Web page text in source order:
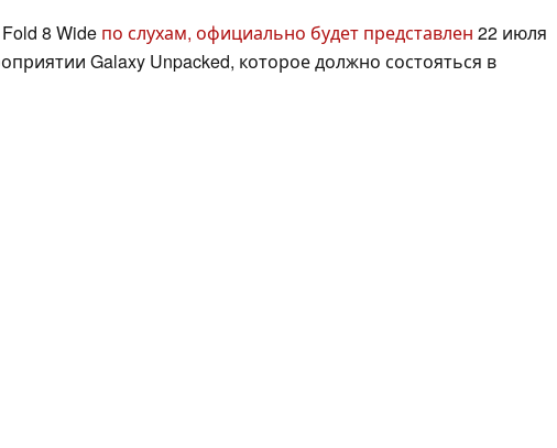
8 Wide по слухам, официально будет представлен 22 июля
Galaxy Unpacked, которое должно состояться в